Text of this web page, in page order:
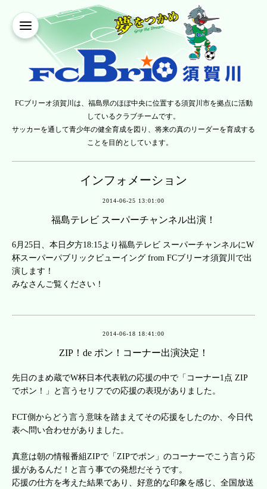
FCブリーオ須賀川は、福島県のほぼ中央に位置する須賀川市を拠点に活動
しているクラブチームです。
サッカーを通して青少年の健全育成を図り、将来の真のリーダーを育成する
ことを目的としています。
インフォメーション
2014-06-25 13:01:00
福島テレビ スーパーチャンネル出演！
6月25日、本日夕方18:15より福島テレビ スーパーチャンネルにW
杯スーパーパブリックビューイング from FCブリーオ須賀川で出
演します！
みなさんご覧ください！
2014-06-18 18:41:00
ZIP！de ポン！コーナー出演決定！
先日のまめ蔵でW杯日本代表戦の応援の中で「コーナー1点 ZIP
でポン！」と言うセリフでの応援の表現がありました。
FCT側からどう言う意味を踏まえてその応援をしたのか、今日代
表へ問い合わせがありました。
真意は朝の情報番組ZIPで「ZIPでポン」のコーナーでこう言う応
援があるんだ！と言う事での発想だそうです。
応援の仕方を考えた結果であり、好意的な印象を感じ、全国放送